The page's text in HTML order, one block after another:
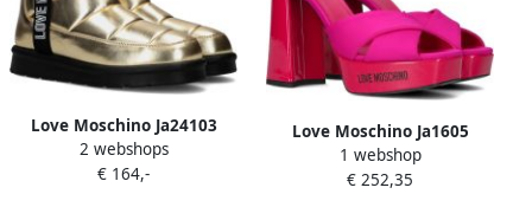
Love Moschino Ja24103
Enkelboots Enkellaarsjes
Dames Goud
2 webshops
€ 164,-
Love Moschino Ja1605
Sandalen Dames Roze
1 webshop
€ 252,35